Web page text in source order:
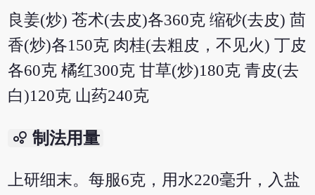
良姜(炒) 苍术(去皮)各360克 缩砂(去皮) 茴
香(炒)各150克 肉桂(去粗皮，不见火) 丁皮
各60克 橘红300克 甘草(炒)180克 青皮(去
白)120克 山药240克
bubble_chart 制法用量
上研细末。每服6克，用水220毫升，入盐